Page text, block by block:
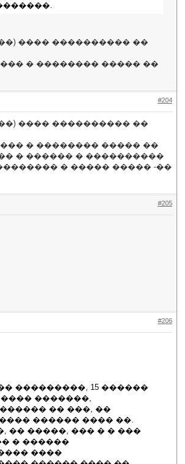
���� ���������� ��
� �������� ����� ��
#204
���� ���������� ��
� �������� ����� ��
� ������ � ����������
� ����� ����� -��
#205
#206
���������, 15 ������
�������,
�� ���, ��
������ ���� ��.
�� �����, ��� � � ���
� ������
����